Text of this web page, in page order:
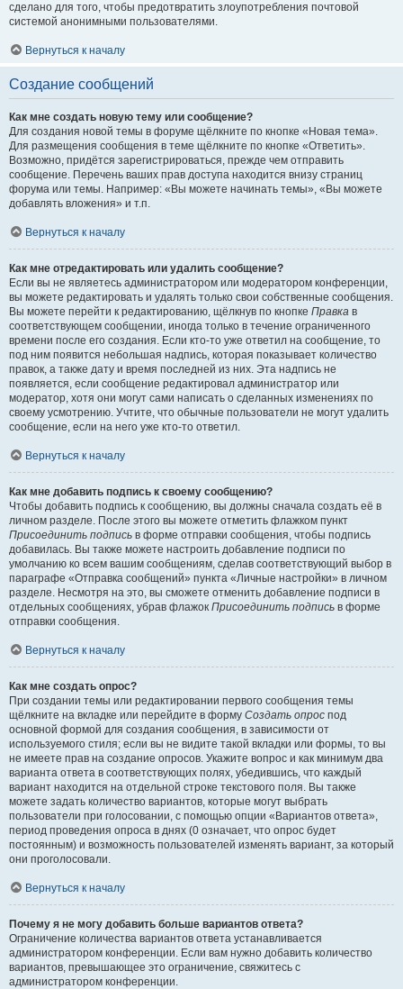
сделано для того, чтобы предотвратить злоупотребления почтовой
системой анонимными пользователями.
Вернуться к началу
Создание сообщений
Как мне создать новую тему или сообщение?
Для создания новой темы в форуме щёлкните по кнопке «Новая тема».
Для размещения сообщения в теме щёлкните по кнопке «Ответить».
Возможно, придётся зарегистрироваться, прежде чем отправить
сообщение. Перечень ваших прав доступа находится внизу страниц
форума или темы. Например: «Вы можете начинать темы», «Вы можете
добавлять вложения» и т.п.
Вернуться к началу
Как мне отредактировать или удалить сообщение?
Если вы не являетесь администратором или модератором конференции,
вы можете редактировать и удалять только свои собственные сообщения.
Вы можете перейти к редактированию, щёлкнув по кнопке Правка в
соответствующем сообщении, иногда только в течение ограниченного
времени после его создания. Если кто-то уже ответил на сообщение, то
под ним появится небольшая надпись, которая показывает количество
правок, а также дату и время последней из них. Эта надпись не
появляется, если сообщение редактировал администратор или
модератор, хотя они могут сами написать о сделанных изменениях по
своему усмотрению. Учтите, что обычные пользователи не могут удалить
сообщение, если на него уже кто-то ответил.
Вернуться к началу
Как мне добавить подпись к своему сообщению?
Чтобы добавить подпись к сообщению, вы должны сначала создать её в
личном разделе. После этого вы можете отметить флажком пункт
Присоединить подпись в форме отправки сообщения, чтобы подпись
добавилась. Вы также можете настроить добавление подписи по
умолчанию ко всем вашим сообщениям, сделав соответствующий выбор в
параграфе «Отправка сообщений» пункта «Личные настройки» в личном
разделе. Несмотря на это, вы сможете отменить добавление подписи в
отдельных сообщениях, убрав флажок Присоединить подпись в форме
отправки сообщения.
Вернуться к началу
Как мне создать опрос?
При создании темы или редактировании первого сообщения темы
щёлкните на вкладке или перейдите в форму Создать опрос под
основной формой для создания сообщения, в зависимости от
используемого стиля; если вы не видите такой вкладки или формы, то вы
не имеете прав на создание опросов. Укажите вопрос и как минимум два
варианта ответа в соответствующих полях, убедившись, что каждый
вариант находится на отдельной строке текстового поля. Вы также
можете задать количество вариантов, которые могут выбрать
пользователи при голосовании, с помощью опции «Вариантов ответа»,
период проведения опроса в днях (0 означает, что опрос будет
постоянным) и возможность пользователей изменять вариант, за который
они проголосовали.
Вернуться к началу
Почему я не могу добавить больше вариантов ответа?
Ограничение количества вариантов ответа устанавливается
администратором конференции. Если вам нужно добавить количество
вариантов, превышающее это ограничение, свяжитесь с
администратором конференции.